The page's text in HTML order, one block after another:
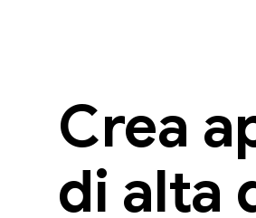
Crea
di alta